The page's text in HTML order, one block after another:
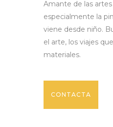
Amante de las artes
especialmente la
viene desde niño.
el arte, los viajes
materiales.
CONTACTA